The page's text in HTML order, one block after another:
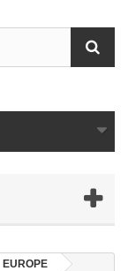
EUROPE